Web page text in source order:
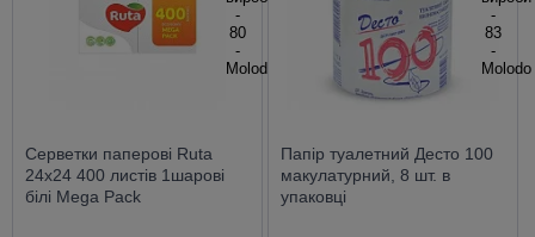
Серветки паперові Ruta
24х24 400 листів 1шарові
білі Mega Pack
Папір туалетний Десто 100
макулатурний, 8 шт. в
упаковці